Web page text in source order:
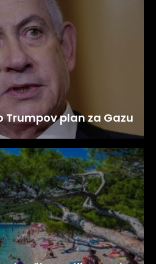
plan za Gazu